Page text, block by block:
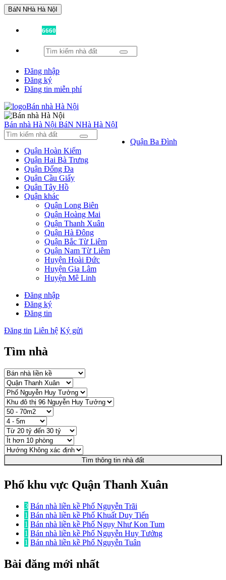
BáN NHà Hà NộI
6660
Đăng nhập
Đăng ký
Đăng tin miễn phí
Bán nhà Hà Nội BáN NHà Hà NộI
Quận Ba Đình
Quận Hoàn Kiếm
Quận Hai Bà Trưng
Quận Đống Đa
Quận Cầu Giấy
Quận Tây Hồ
Quận khác
Quận Long Biên
Quận Hoàng Mai
Quận Thanh Xuân
Quận Hà Đông
Quận Bắc Từ Liêm
Quận Nam Từ Liêm
Huyện Hoài Đức
Huyện Gia Lâm
Huyện Mê Linh
Đăng nhập
Đăng ký
Đăng tin
Đăng tin Liên hệ Ký gửi
Tìm nhà
Tìm thông tin nhà đất
Phố khu vực Quận Thanh Xuân
3 Bán nhà liền kề Phố Nguyễn Trãi
1 Bán nhà liền kề Phố Khuất Duy Tiến
1 Bán nhà liền kề Phố Ngụy Như Kon Tum
1 Bán nhà liền kề Phố Nguyễn Huy Tưởng
1 Bán nhà liền kề Phố Nguyễn Tuân
Bài đăng mới nhất